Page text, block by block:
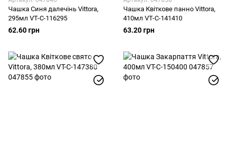
Чашка Синя далечінь Vittora,
295мл VT-C-116295
62.60 грн
Чашка Квіткове панно Vittora,
410мл VT-C-141410
63.20 грн